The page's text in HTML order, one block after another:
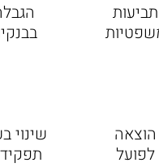
תביעות
שינוי
הוצאה
לפועל